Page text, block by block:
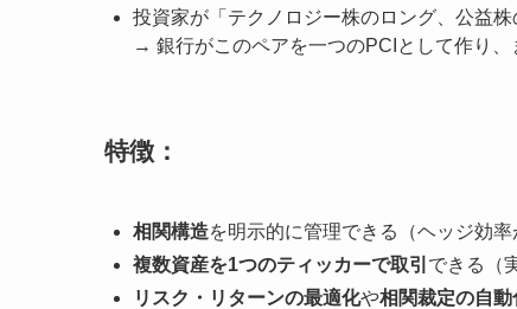
投資家が「テクノロジー株のロング、公益
→ 銀行がこのペアを一つのPCIとして作り、
特徴：
相関構造を明示的に管理できる（ヘッジ効率
複数資産を1つのティッカーで取引 できる（
リスク・リターンの最適化や相関裁定の自動